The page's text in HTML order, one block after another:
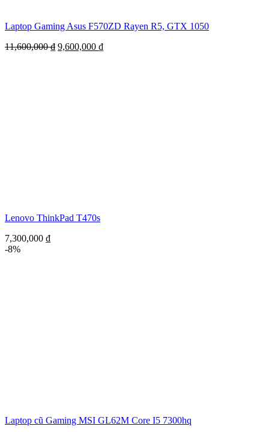
Laptop Gaming Asus F570ZD Rayen R5, GTX 1050
11,600,000₫ 9,600,000 ₫
Lenovo ThinkPad T470s
7,300,000 ₫
-8%
Laptop cũ Gaming MSI GL62M Core I5 7300hq